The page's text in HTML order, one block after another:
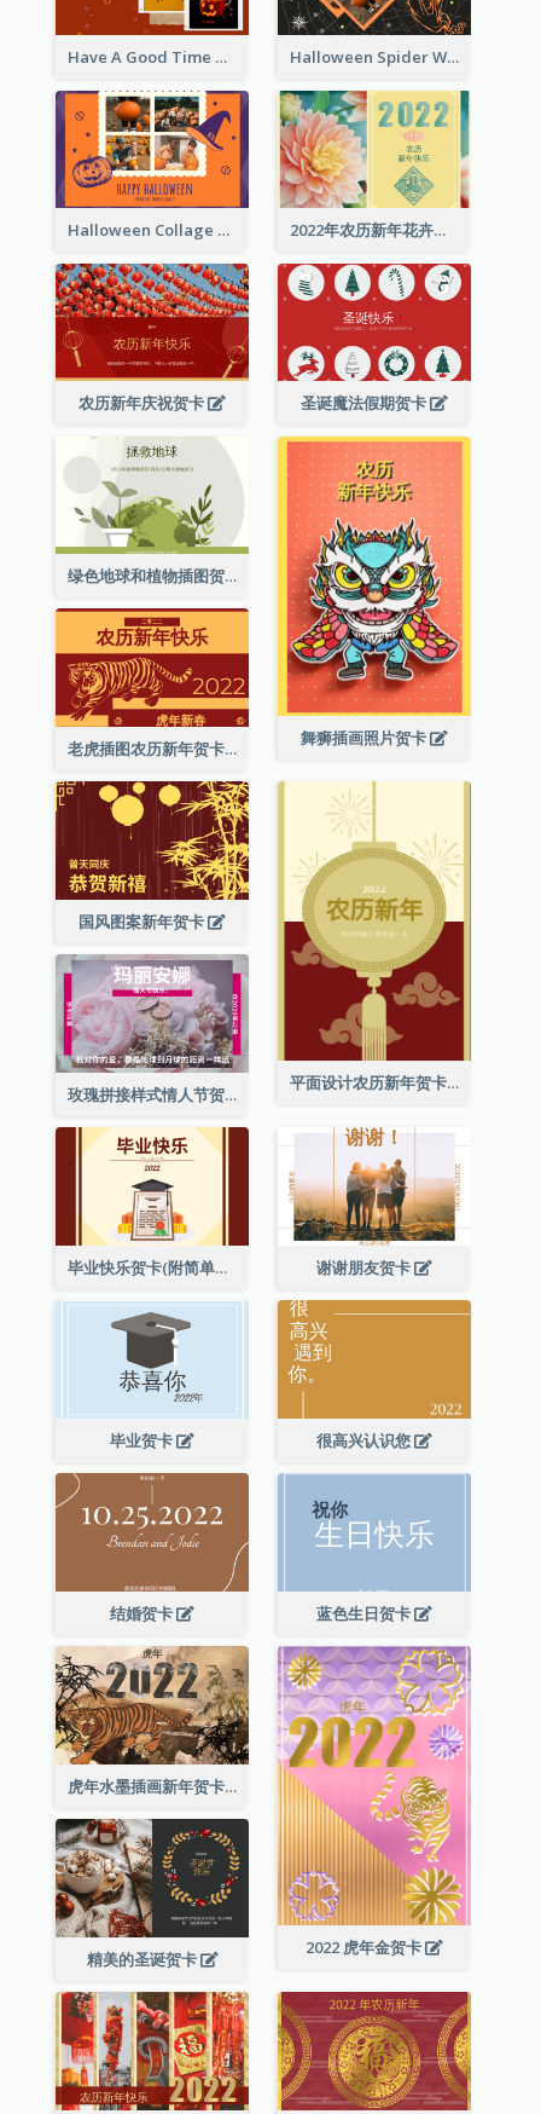
Have A Good Time This Halloween Greeting Card Halloween Spider Web Greeting Card
Halloween Collage Greeting Card 2022年农历新年花卉照片贺卡
农历新年庆祝贺卡 圣诞魔法假期贺卡
绿色地球和植物插图贺卡
舞狮插画照片贺卡
老虎插图农历新年贺卡
国风图案新年贺卡
平面设计农历新年贺卡与装饰
玫瑰拼接样式情人节贺卡
毕业快乐贺卡(附简单配图) 谢谢朋友贺卡
毕业贺卡 很高兴认识您
结婚贺卡 蓝色生日贺卡
虎年水墨插画新年贺卡
2022 虎年金贺卡
精美的圣诞贺卡